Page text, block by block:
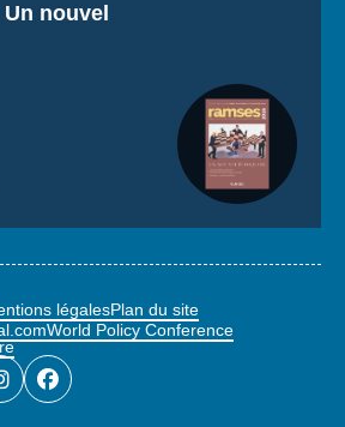
nouvel
légalesPlan du site
World Policy Conference